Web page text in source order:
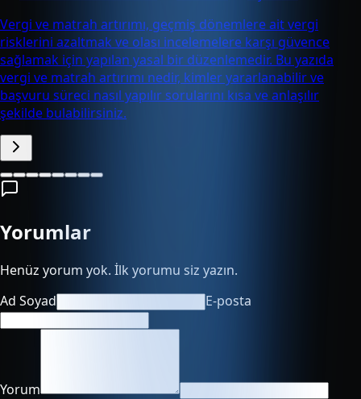
Vergi ve matrah artırımı, geçmiş dönemlere ait vergi
risklerini azaltmak ve olası incelemelere karşı güvence
sağlamak için yapılan yasal bir düzenlemedir. Bu yazıda
vergi ve matrah artırımı nedir, kimler yararlanabilir ve
başvuru süreci nasıl yapılır sorularını kısa ve anlaşılır
şekilde bulabilirsiniz.
Yorumlar
Henüz yorum yok. İlk yorumu siz yazın.
Ad Soyad
E-posta
Yorum